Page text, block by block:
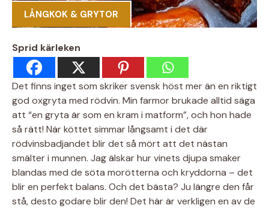
LÅNGKOK & GRYTOR
Sprid kärleken
Det finns inget som skriker svensk höst mer än en riktigt
god oxgryta med rödvin. Min farmor brukade alltid säga
att “en gryta är som en kram i matform”, och hon hade
så rätt! När köttet simmar långsamt i det där
rödvinsbadjandet blir det så mört att det nästan
smälter i munnen. Jag älskar hur vinets djupa smaker
blandas med de söta morötterna och kryddorna – det
blir en perfekt balans. Och det bästa? Ju längre den får
stå, desto godare blir den! Det här är verkligen en av de